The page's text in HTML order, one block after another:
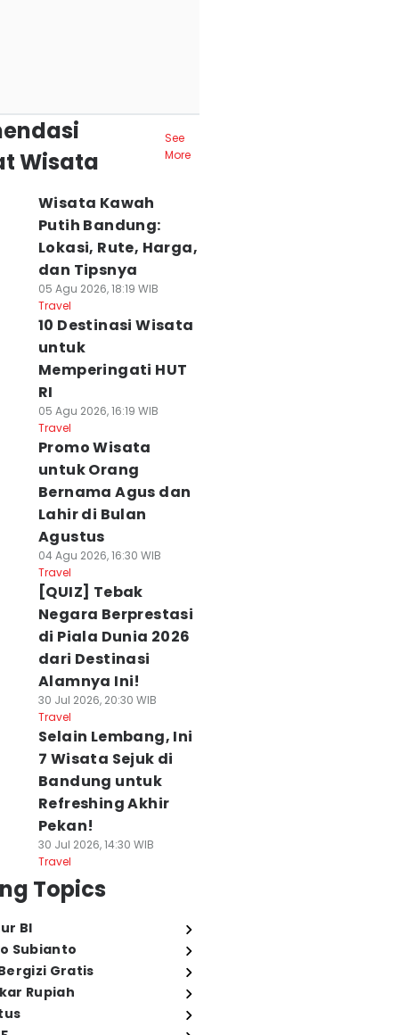
Wisata
See
More
Wisata Kawah
Putih Bandung:
Lokasi, Rute, Harga,
dan Tipsnya
05 Agu 2026, 18:19 WIB
Travel
10 Destinasi Wisata
untuk
Memperingati HUT
RI
05 Agu 2026, 16:19 WIB
Travel
Promo Wisata
untuk Orang
Bernama Agus dan
Lahir di Bulan
Agustus
04 Agu 2026, 16:30 WIB
Travel
[QUIZ] Tebak
Negara Berprestasi
di Piala Dunia 2026
dari Destinasi
Alamnya Ini!
30 Jul 2026, 20:30 WIB
Travel
Selain Lembang, Ini
7 Wisata Sejuk di
Bandung untuk
Refreshing Akhir
Pekan!
30 Jul 2026, 14:30 WIB
Travel
Topics
BI
Subianto
Gratis
Rupiah